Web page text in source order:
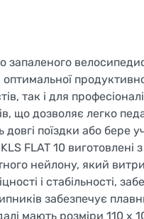
запаленого
так і для
що дозволяє легко
поїздки або бере
FLAT 10 виготовлені
нейлону, який
і стабільності,
забезпечує
мають розміри 110 х